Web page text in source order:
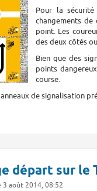
Pour la
changements
point. Les
des deux côtés
Bien que des
points
course.
de signalisation
départ sur le
3 août 2014, 08:52